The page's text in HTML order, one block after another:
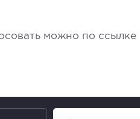
можно по ссылке